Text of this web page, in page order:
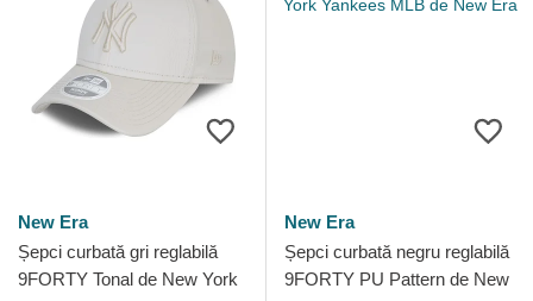
New Era
Șepci curbată gri reglabilă
9FORTY Tonal de New York
New Era
Șepci curbată negru reglabilă
9FORTY PU Pattern de New